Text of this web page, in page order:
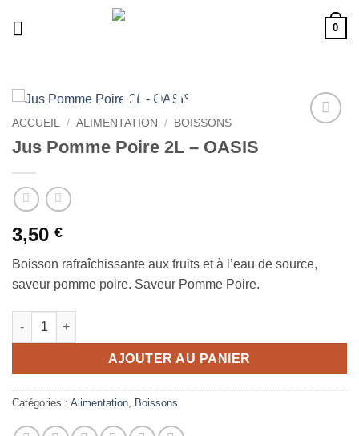
0
ACCUEIL / ALIMENTATION / BOISSONS
Jus Pomme Poire 2L – OASIS
3,50 €
Boisson rafraîchissante aux fruits et à l’eau de source,
saveur pomme poire. Saveur Pomme Poire.
quantité de Jus Pomme Poire 2L - OASIS
AJOUTER AU PANIER
Catégories : Alimentation, Boissons